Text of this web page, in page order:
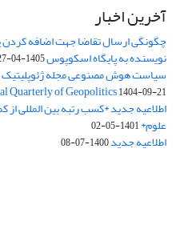
آخرین اخبار
چگونگی ارسال تقاضا جهت اضافه کردن
نویسنده به پایگاه اسکوپوس1405-04-27
سیاست هوش مصنوعی مجله ژئوپلیتیک
Quarterly of Geopolitics1404-09-21
اطلاعیه جدید *کسب رتبه بین المللی
علوم*1401-05-02
اطلاعیه جدید1400-07-08